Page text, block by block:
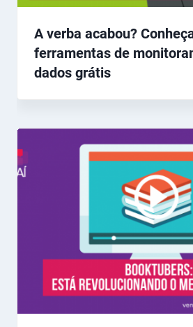
A verba acabou?
ferramentas de
dados grátis